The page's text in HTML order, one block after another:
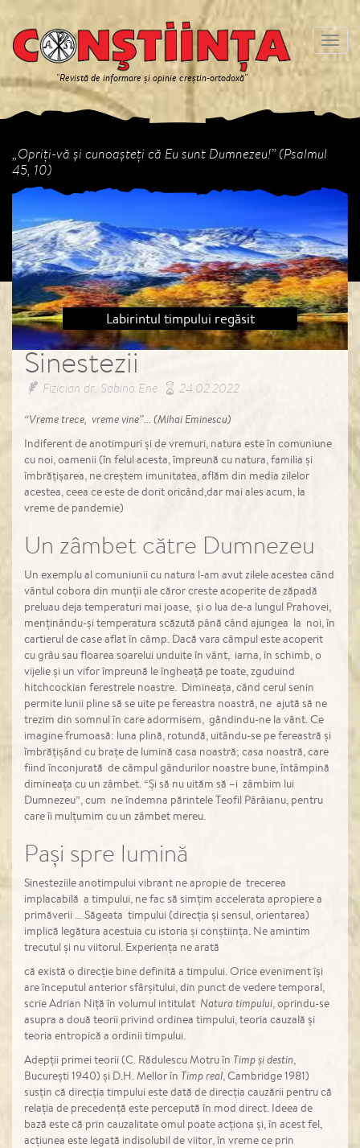
"Revistă de informare și opinie creștin-ortodoxă"
Meniu
„Opriți-vă și cunoașteți că Eu sunt Dumnezeu!” (Psalmul
45, 10)
Labirintul timpului regăsit
Previous Next
Sinestezii
Fizician dr. Sabina Ene 24.02.2022
“Vreme trece, vreme vine”... (Mihai Eminescu)
Indiferent de anotimpuri și de vremuri, natura este în comuniune
cu noi, oamenii (în felul acesta, împreună cu natura, familia și
îmbrățișarea, ne creștem imunitatea, aflăm din media zilelor
acestea, ceea ce este de dorit oricând,dar mai ales acum, la
vreme de pandemie)
Un zâmbet către Dumnezeu
Un exemplu al comuniunii cu natura l-am avut zilele acestea când
vântul cobora din munții ale căror creste acoperite de zăpadă
preluau deja temperaturi mai joase, și o lua de-a lungul Prahovei,
menținându-și temperatura scăzută până când ajungea la noi, în
cartierul de case aflat în câmp. Dacă vara câmpul este acoperit
cu grâu sau floarea soarelui unduite în vânt, iarna, în schimb, o
vijelie și un vifor împreună le îngheață pe toate, zguduind
hitchcockian ferestrele noastre. Dimineața, când cerul senin
permite lunii pline să se uite pe fereastra noastră, ne ajută să ne
trezim din somnul în care adormisem, gândindu-ne la vânt. Ce
imagine frumoasă: luna plină, rotundă, uitându-se pe fereastră și
îmbrățișând cu brațe de lumină casa noastră; casa noastră, care
fiind înconjurată de câmpul gândurilor noastre bune, întâmpină
dimineața cu un zâmbet. “Și să nu uităm să –i zâmbim lui
Dumnezeu”, cum ne îndemna părintele Teofil Pârâianu, pentru
care îi mulțumim cu un zâmbet mereu.
Pași spre lumină
Sinesteziile anotimpului vibrant ne apropie de trecerea
implacabilă a timpului, ne fac să simțim accelerata apropiere a
primăverii … Săgeata timpului (direcția și sensul, orientarea)
implică legătura acestuia cu istoria și conștiința. Ne amintim
trecutul și nu viitorul. Experiența ne arată
că există o direcție bine definită a timpului. Orice eveniment își
are începutul anterior sfârșitului, din punct de vedere temporal,
scrie Adrian Niță în volumul intitulat Natura timpului, oprindu-se
asupra a două teorii privind ordinea timpului, teoria cauzală și
teoria entropică a ordinii timpului.
Adepții primei teorii (C. Rădulescu Motru în Timp și destin,
București 1940) și D.H. Mellor în Timp real, Cambridge 1981)
susțin că direcția timpului este dată de direcția cauzării pentru că
relația de precedență este percepută în mod direct. Ideea de
bază este că prin cauzalitate omul poate acționa și, în acest fel,
acțiunea este legată indisolubil de viitor, în vreme ce prin